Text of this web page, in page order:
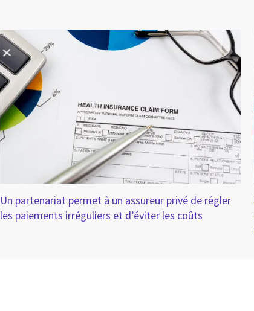
Un partenariat permet à un assureur privé de régler
les paiements irréguliers et d’éviter les coûts